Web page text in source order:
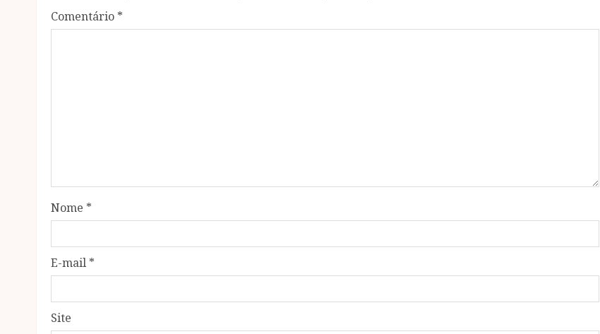
Comentário *
Nome *
E-mail *
Site